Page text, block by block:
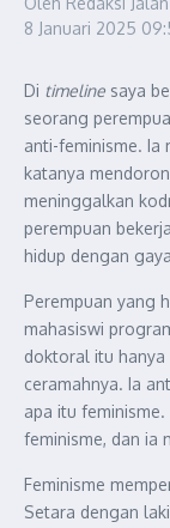
8 Januari 2025
Di timeline saya
seorang
anti-feminisme. Ia
katanya
meninggalkan
perempuan
hidup dengan
Perempuan yang
mahasiswi
doktoral itu hanya
ceramahnya. Ia
apa itu
feminisme, dan ia
Feminisme
Setara dengan